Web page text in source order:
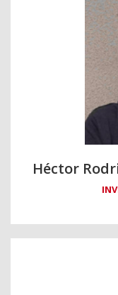
Héctor